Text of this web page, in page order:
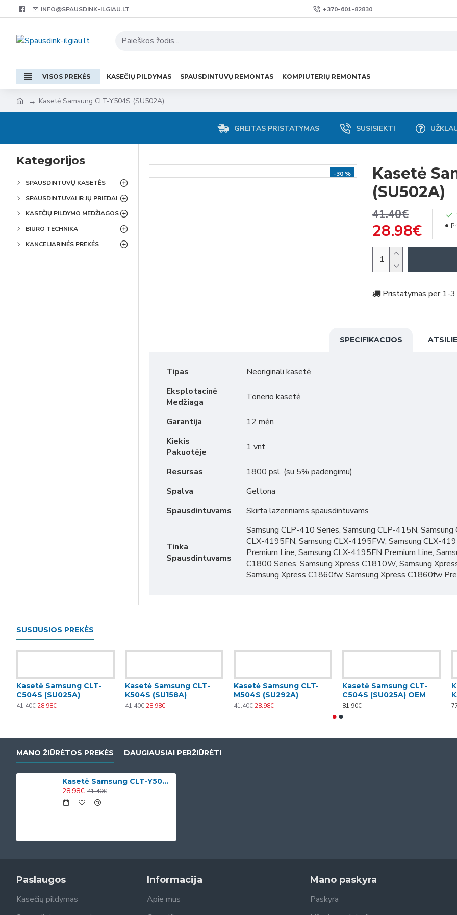
INFO@SPAUSDINK-ILGIAU.LT +370-601-82830
VISOS PREKĖS KASEČIŲ PILDYMAS SPAUSDINTUVŲ REMONTAS KOMPIUTERIŲ REMONTAS
Kasetė Samsung CLT-Y504S (SU502A)
GREITAS PRISTATYMAS SUSISIEKTI
Kategorijos
SPAUSDINTUVŲ KASETĖS
SPAUSDINTUVAI IR JŲ PRIEDAI
KASEČIŲ PILDYMO MEDŽIAGOS
BIURO TECHNIKA
KANCELIARINĖS PREKĖS
-30 %
Kasetė
(SU502A)
41.40€
28.98€
Pristatymas per 1-3
SPECIFIKACIJOS
Tipas
Neoriginali kasetė
Eksplotacinė
Medžiaga
Tonerio kasetė
Garantija
12 mėn
Kiekis
Pakuotėje
1 vnt
Resursas
1800 psl. (su 5% padengimu)
Spalva
Geltona
Spausdintuvams
Skirta lazeriniams spausdintuvams
Tinka
Spausdintuvams
Samsung CLP-410 Series, Samsung CLP-415N,
CLX-4195FN, Samsung CLX-4195FW, Samsung CLX-
Premium Line, Samsung CLX-4195FN Premium Line,
C1800 Series, Samsung Xpress C1810W, Samsung
Samsung Xpress C1860fw, Samsung Xpress C1860fw
SUSIJUSIOS PREKĖS
Kasetė Samsung CLT-
C504S (SU025A)
41.40€ 28.98€
Kasetė Samsung CLT-
K504S (SU158A)
41.40€ 28.98€
Kasetė Samsung CLT-
M504S (SU292A)
41.40€ 28.98€
Kasetė Samsung CLT-
C504S (SU025A) OEM
81.90€
MANO ŽIŪRĖTOS PREKĖS DAUGIAUSIAI PERŽIŪRĖTI
Kasetė Samsung CLT-Y504S (SU502A)
28.98€ 41.40€
Paslaugos
Kasečių pildymas
Informacija
Apie mus
Mano paskyra
Paskyra